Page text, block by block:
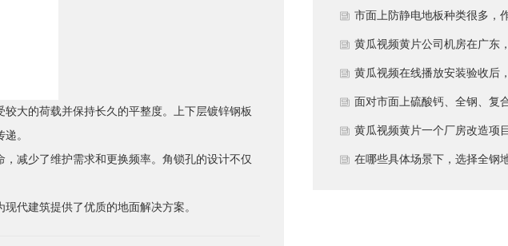
大的荷载并保持长久的平整度。上下层镀锌钢板
。
减少了维护需求和更换频率。角锁孔的设计不仅
代建筑提供了优质的地面解决方案。
板？
市面上防静电地板种类很多，
为采购方，黄瓜视频黄片该如
鉴别地板的质量好坏？所谓
的“系统电阻”为什么很重要？
黄瓜视频黄片公司机房在广东
回南天比较潮湿，这种环境下
用防静电地板要注意什么？日
维护有哪些要点？
黄瓜视频在线播放安装验收后
在日常运维中常常被忽视。请
问，一套规范的、可操作的维
规程应包含哪些内容？有哪
面对市面上硫酸钙、全钢、复
等多种类型的黄瓜视频在线播
放，黄瓜视频黄片该如何科学
黄瓜视频黄片一个厂房改造项
决定采用全钢防静电地板。听
在哪些具体场景下，选择全钢